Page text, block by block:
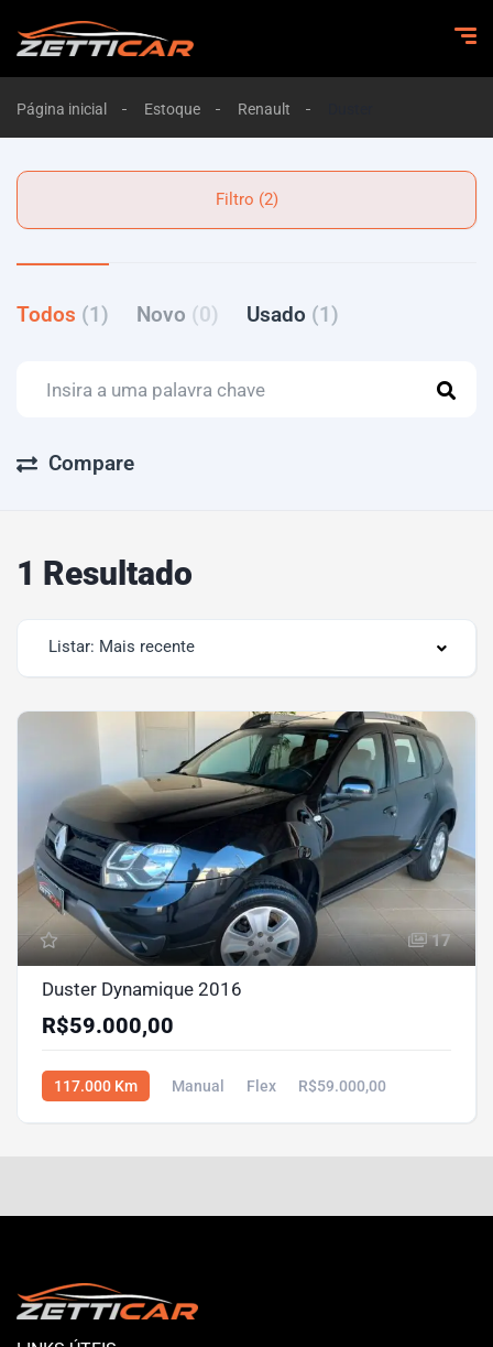
Página inicial Estoque Renault
Filtro (2)
Todos (1) Novo (0) Usado (1)
Compare
1 Resultado
Listar: Mais recente
17
Duster Dynamique 2016
R$59.000,00
117.000 Km Manual Flex R$59.000,00